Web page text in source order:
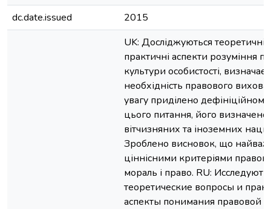
dc.date.issued
2015
UK: Досліджуються теоретичні
практичні аспекти розуміння
культури особистості,
необхідність правового
увагу приділено дефініційному
цього питання, його
вітчизняних та іноземних
Зроблено висновок, що
ціннісними критеріями
мораль і право. RU:
теоретические вопросы и
аспекты понимания правовой